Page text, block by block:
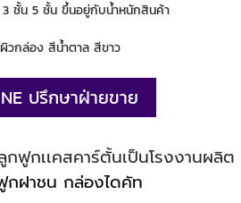
3 ชั้น 5 ชั้น ขึ้นอยู่กับน้ำหนักสินค้า
วกล่อง สีน้ำตาล สีขาว
ปรึกษาฝ่ายขาย
กฟูกเเคสคาร์ตั้นเป็นโรงงานผลิต
กฝาชน กล่องไดคัท